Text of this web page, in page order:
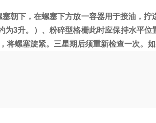
朝下，在螺塞下方放一容器用于接油，
为3升。）、粉碎型格栅此时应保持水平
将螺塞旋紧。三星期后须重新检查一次。